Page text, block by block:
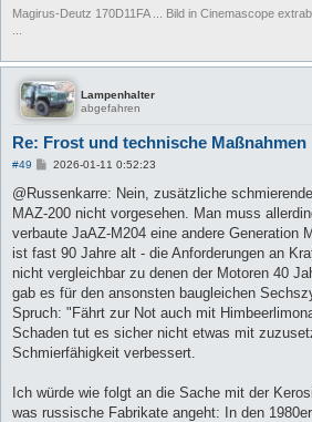
Magirus-Deutz 170D11FA ... Bild in Cinemascope
Lampenhalter
abgefahren
Re: Frost und technische Maßnahmen
#49
B
i
r
a
2026-01-11 0:52:23
@Russenkarre: Nein, zusätzliche
MAZ-200 nicht vorgesehen. Man muss
verbaute JaAZ-M204 eine andere Generation
ist fast 90 Jahre alt - die Anforderungen an
nicht vergleichbar zu denen der Motoren 40
gab es für den ansonsten baugleichen
Spruch: "Fährt zur Not auch mit
Schaden tut es sicher nicht etwas mit
Schmierfähigkeit verbessert.
Ich würde wie folgt an die Sache mit der
was russische Fabrikate angeht: In den